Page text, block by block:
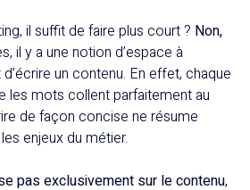
il suffit de faire plus court ? Non,
il y a une notion d’espace à
d’écrire un contenu. En effet, chaque
les mots collent parfaitement au
de façon concise ne résume
enjeux du métier.
pas exclusivement sur le contenu,